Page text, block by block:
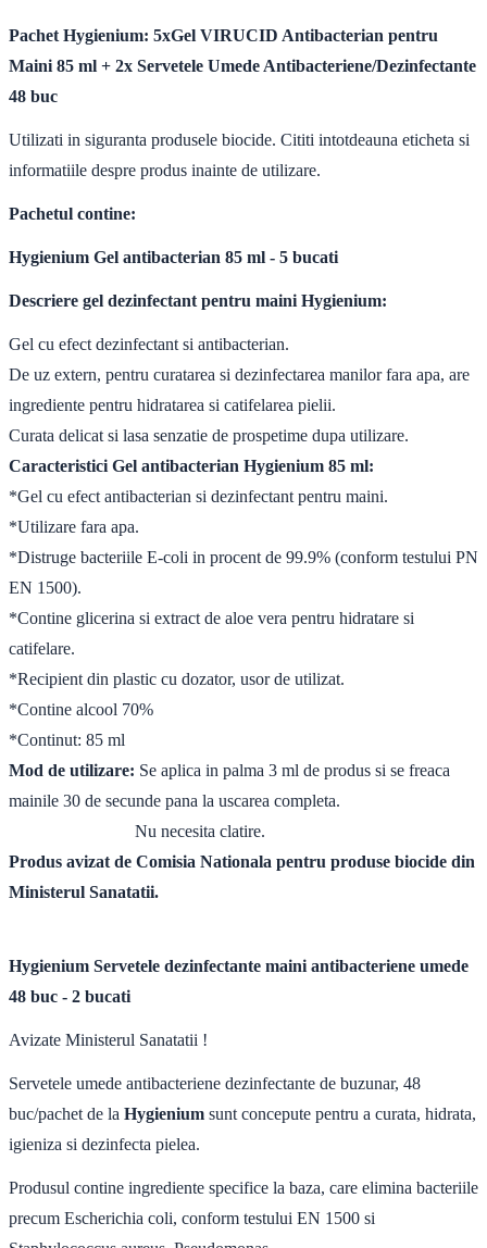
Pachet Hygienium: 5xGel VIRUCID Antibacterian pentru
Maini 85 ml + 2x Servetele Umede Antibacteriene/Dezinfectante
48 buc
Utilizati in siguranta produsele biocide. Cititi intotdeauna eticheta si
informatiile despre produs inainte de utilizare.
Pachetul contine:
Hygienium Gel antibacterian 85 ml - 5 bucati
Descriere gel dezinfectant pentru maini Hygienium:
Gel cu efect dezinfectant si antibacterian.
De uz extern, pentru curatarea si dezinfectarea manilor fara apa, are
ingrediente pentru hidratarea si catifelarea pielii.
Curata delicat si lasa senzatie de prospetime dupa utilizare.
Caracteristici Gel antibacterian Hygienium 85 ml:
*Gel cu efect antibacterian si dezinfectant pentru maini.
*Utilizare fara apa.
*Distruge bacteriile E-coli in procent de 99.9% (conform testului PN
EN 1500).
*Contine glicerina si extract de aloe vera pentru hidratare si
catifelare.
*Recipient din plastic cu dozator, usor de utilizat.
*Contine alcool 70%
*Continut: 85 ml
Mod de utilizare: Se aplica in palma 3 ml de produs si se freaca
mainile 30 de secunde pana la uscarea completa.
Nu necesita clatire.
Produs avizat de Comisia Nationala pentru produse biocide din
Ministerul Sanatatii.
Hygienium Servetele dezinfectante maini antibacteriene umede
48 buc - 2 bucati
Avizate Ministerul Sanatatii !
Servetele umede antibacteriene dezinfectante de buzunar, 48
buc/pachet de la Hygienium sunt concepute pentru a curata, hidrata,
igieniza si dezinfecta pielea.
Produsul contine ingrediente specifice la baza, care elimina bacteriile
precum Escherichia coli, conform testului EN 1500 si